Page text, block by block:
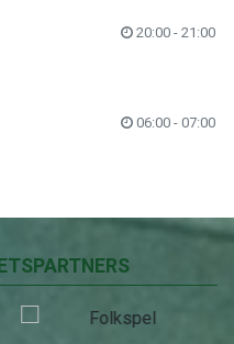
20:00 - 21:00
06:00 - 07:00